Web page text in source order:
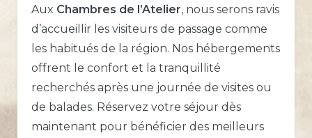
Aux Chambres de l’Atelier, nous serons ravis
d’accueillir les visiteurs de passage comme
les habitués de la région. Nos hébergements
offrent le confort et la tranquillité
recherchés après une journée de visites ou
de balades. Réservez votre séjour dès
maintenant pour bénéficier des meilleurs